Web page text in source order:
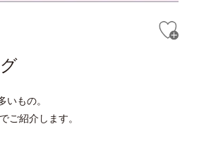
もの。
ご紹介します。